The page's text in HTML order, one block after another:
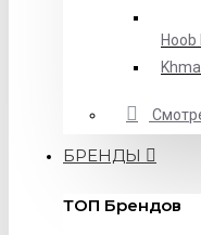
Hoob
БРЕНДЫ
ТОП Брендов